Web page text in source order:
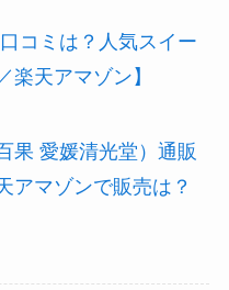
コミは？人気スイー
楽天アマゾン】
果 愛媛清光堂）通販
アマゾンで販売は？